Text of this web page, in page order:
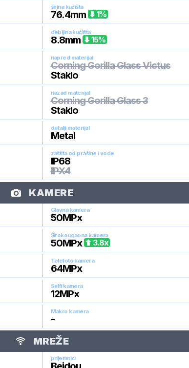
širina kućišta
76.4mm 1%
debljina kućišta
8.8mm 15%
napred materijal
Corning Gorilla Glass Victus
Staklo
nazad materijal
Corning Gorilla Glass 3
Staklo
detalji materijal
Metal
zaštita od prašine i vode
IP68
IPX4
KAMERE
Glavna kamera
50MPx
Širokougaona kamera
50MPx 3.8x
Telefoto kamera
64MPx
Selfi kamera
12MPx
Makro kamera
-
MREŽE
prijemnici